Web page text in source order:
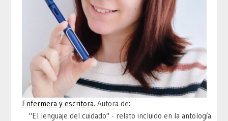
Enfermera y escritora. Autora de:
"El lenguaje del cuidado" - relato incluido en la antología